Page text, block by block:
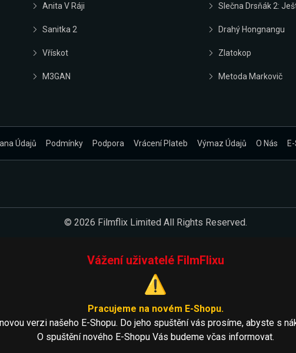
Anita V Ráji
Sanitka 2
Vřískot
M3GAN
Slečna Drsňák 2:
Drahý Hongnangu
Zlatokop
Metoda Markovič
Údajů Podmínky Podpora Vrácení Plateb Výmaz Údajů O Nás
© 2026 Filmflix Limited All Rights Reserved.
Vážení uživatelé FilmFlixu
⚠️
Pracujeme na novém E-Shopu.
verzi našeho E-Shopu. Do jeho spuštění vás prosíme, abyste s
O spuštění nového E-Shopu Vás budeme včas informovat.